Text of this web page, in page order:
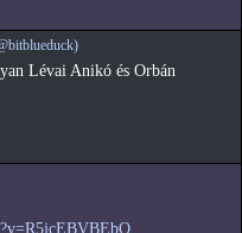
Lévai Anikó és Orbán